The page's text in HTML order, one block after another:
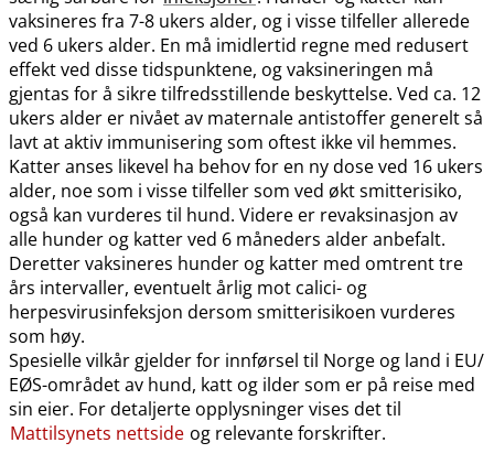
vaksineres fra 7-8 ukers alder, og i visse tilfeller allerede
ved 6 ukers alder. En må imidlertid regne med redusert
effekt ved disse tidspunktene, og vaksineringen må
gjentas for å sikre tilfredsstillende beskyttelse. Ved ca. 12
ukers alder er nivået av maternale antistoffer generelt så
lavt at aktiv immunisering som oftest ikke vil hemmes.
Katter anses likevel ha behov for en ny dose ved 16 ukers
alder, noe som i visse tilfeller som ved økt smitterisiko,
også kan vurderes til hund. Videre er revaksinasjon av
alle hunder og katter ved 6 måneders alder anbefalt.
Deretter vaksineres hunder og katter med omtrent tre
års intervaller, eventuelt årlig mot calici- og
herpesvirusinfeksjon dersom smitterisikoen vurderes
som høy.
Spesielle vilkår gjelder for innførsel til Norge og land i EU​/​
EØS-området av hund, katt og ilder som er på reise med
sin eier. For detaljerte opplysninger vises det til
Mattilsynets nettside og relevante forskrifter.